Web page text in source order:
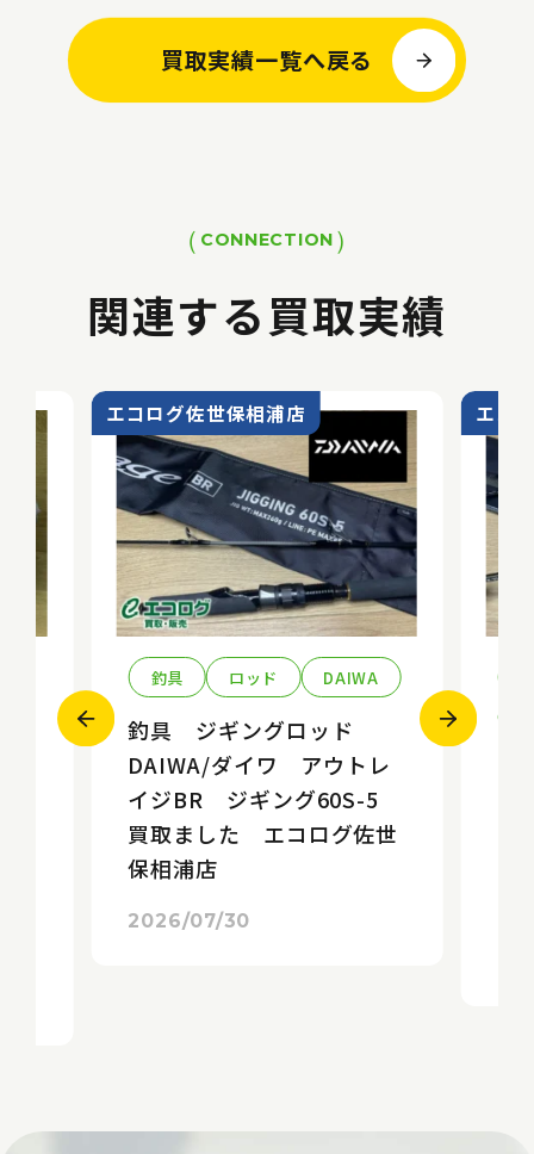
買取実績一覧へ戻る
CONNECTION
関連する買取実績
エコログ佐世保相浦店
釣具 ロッド DAIWA
釣具 ジギングロッド
DAIWA/ダイワ アウトレ
イジBR ジギング60S-5
買取ました エコログ佐世
保相浦店
2026/07/30
エコ